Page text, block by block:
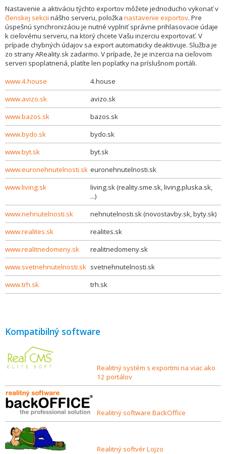
Nastavenie a aktiváciu týchto exportov môžete jednoducho vykonať v
členskej sekcii nášho serveru, položka nastavenie exportov. Pre
úspešnú synchronizáciu je nutné vyplniť správne prihlasovacie údaje
k cieľovému serveru, na ktorý chcete Vašu inzerciu exportovať. V
prípade chybných údajov sa export automaticky deaktivuje. Služba je
zo strany AReality.sk zadarmo. V prípade, že je inzercia na cieľovom
serveri spoplatnená, platíte len poplatky na príslušnom portáli.
www.4.house
4.house
www.avizo.sk
avizo.sk
www.bazos.sk
bazos.sk
www.bydo.sk
bydo.sk
www.byt.sk
byt.sk
www.euronehnutelnosti.sk euronehnutelnosti.sk
www.living.sk
living.sk (reality.sme.sk, living.pluska.sk,
...)
www.nehnutelnosti.sk
nehnutelnosti.sk (novostavby.sk, byty.sk)
www.realites.sk
realites.sk
www.realitnedomeny.sk
realitnedomeny.sk
www.svetnehnutelnosti.sk svetnehnutelnosti.sk
www.trh.sk
trh.sk
Kompatibilný software
Realitný systém s exportmi na viac ako
12 portálov
Realitný software BackOffice
Realitný softvér Lojzo